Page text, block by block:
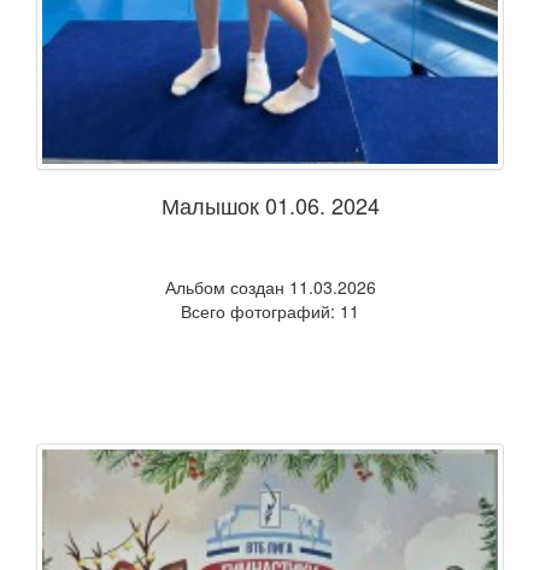
Малышок 01.06. 2024
Альбом создан 11.03.2026
Всего фотографий: 11